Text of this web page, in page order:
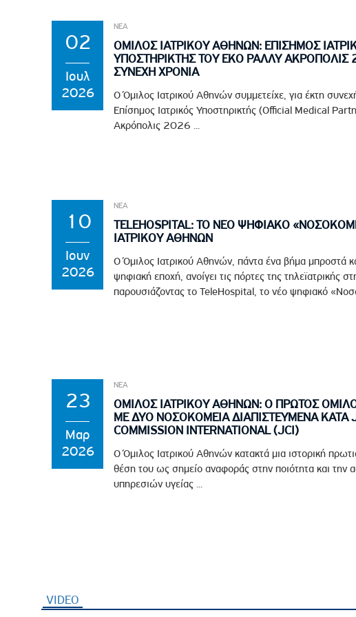
02
Ιουλ
2026
ΝΕΑ
ΟΜΙΛΟΣ ΙΑΤΡΙΚΟΥ ΑΘΗΝΩΝ: ΕΠΙΣΗΜΟΣ
ΥΠΟΣΤΗΡΙΚΤΗΣ ΤΟΥ EKO ΡΑΛΛΥ ΑΚΡΟΠΟΛΙΣ
ΣΥΝΕΧΗ ΧΡΟΝΙΑ
Ο Όμιλος Ιατρικού Αθηνών συμμετείχε, για έκτη
Επίσημος Ιατρικός Υποστηρικτής (Official Medical
Ακρόπολις 2026 ...
10
Ιουν
2026
ΝΕΑ
TELEHOSPITAL: ΤΟ ΝΕΟ ΨΗΦΙΑΚΟ
ΙΑΤΡΙΚΟΥ ΑΘΗΝΩΝ
Ο Όμιλος Ιατρικού Αθηνών, πάντα ένα βήμα μπροστά
ψηφιακή εποχή, ανοίγει τις πόρτες της τηλεϊατρικής
παρουσιάζοντας το TeleHospital, το νέο ψηφιακό
23
Μαρ
2026
ΝΕΑ
ΟΜΙΛΟΣ ΙΑΤΡΙΚΟΥ ΑΘΗΝΩΝ: Ο ΠΡΩΤΟΣ
ΜΕ ΔΥΟ ΝΟΣΟΚΟΜΕΙΑ ΔΙΑΠΙΣΤΕΥΜΕΝΑ ΚΑΤΑ
COMMISSION INTERNATIONAL (JCI)
Ο Όμιλος Ιατρικού Αθηνών κατακτά μια ιστορική
θέση του ως σημείο αναφοράς στην ποιότητα και την
υπηρεσιών υγείας ...
VIDEO